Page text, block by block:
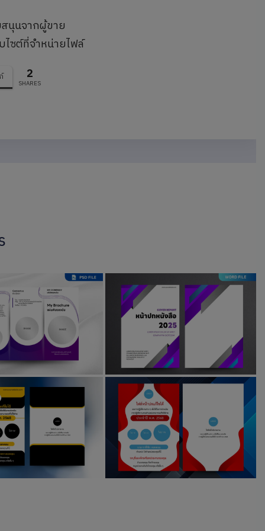
นุนจากผู้ขาย
ไซต์ที่จำหน่ายไฟล์
2
SHARES